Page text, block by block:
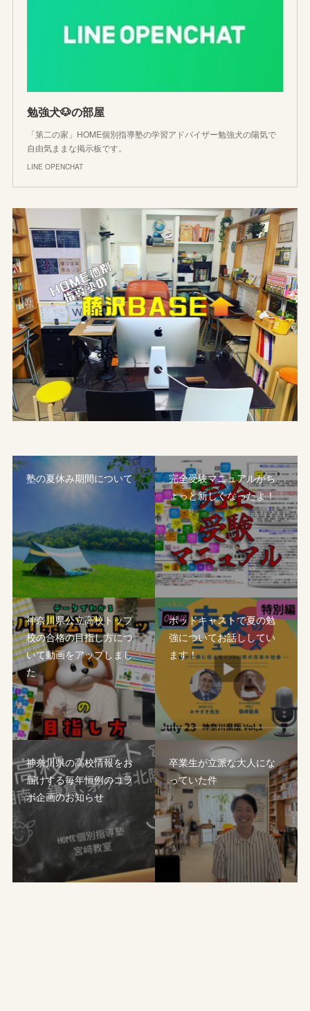
勉強犬🐶の部屋
「第二の家」HOME個別指導塾の学習アドバイザー勉強犬の陽気で
自由気ままな掲示板です。
LINE OPENCHAT
塾の夏休み期間について
完全受験マニュアルがち
ょっと新しくなったよ！
神奈川県公立高校トップ
校の合格の目指し方につ
いて動画をアップしまし
た
ポッドキャストで夏の勉
強についてお話ししてい
ます！
神奈川県の高校情報をお
届けする毎年恒例のコラ
ボ企画のお知らせ
卒業生が立派な大人にな
っていた件